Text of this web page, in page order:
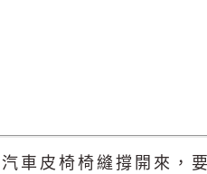
皮椅椅縫撐開來，